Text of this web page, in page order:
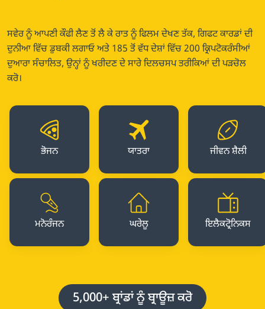
ਸਵੇਰ ਨੂੰ ਆਪਣੀ ਕੌਫੀ ਲੈਣ ਤੋਂ ਲੈ ਕੇ ਰਾਤ ਨੂੰ ਫਿਲਮ ਦੇਖਣ ਤੱਕ, ਗਿਫਟ ਕਾਰਡਾਂ ਦੀ
ਦੁਨੀਆ ਵਿੱਚ ਡੁਬਕੀ ਲਗਾਓ ਅਤੇ 185 ਤੋਂ ਵੱਧ ਦੇਸ਼ਾਂ ਵਿੱਚ 200 ਕ੍ਰਿਪਟੋਕਰੰਸੀਆਂ
ਦੁਆਰਾ ਸੰਚਾਲਿਤ, ਉਨ੍ਹਾਂ ਨੂੰ ਖਰੀਦਣ ਦੇ ਸਾਰੇ ਦਿਲਚਸਪ ਤਰੀਕਿਆਂ ਦੀ ਪੜਚੋਲ
ਕਰੋ।
ਭੋਜਨ ਯਾਤਰਾ ਜੀਵਨ ਸ਼ੈਲੀ
ਮਨੋਰੰਜਨ ਘਰੇਲੂ ਇਲੈਕਟ੍ਰੋਨਿਕਸ
5,000+ ਬ੍ਰਾਂਡਾਂ ਨੂੰ ਬ੍ਰਾਊਜ਼ ਕਰੋ